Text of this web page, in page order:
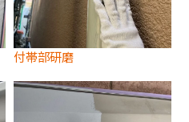
付帯部研磨